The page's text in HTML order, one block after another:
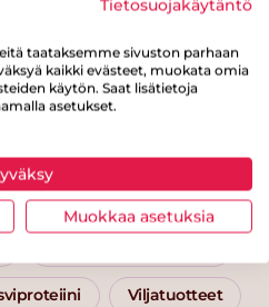
Viljatuotteet
Tietosuojakäytäntö
taataksemme sivuston parhaan
kaikki evästeet, muokata omia
käytön. Saat lisätietoja
asetukset.
Muokkaa asetuksia